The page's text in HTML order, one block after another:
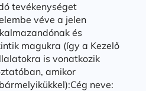
tevékenységet
véve a jelen
és
magukra (így a Kezelő
is vonatkozik
amikor
neve: